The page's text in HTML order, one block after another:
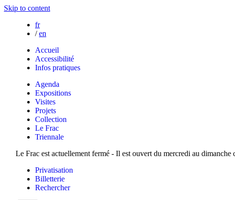
Skip to content
fr
/ en
Accueil
Accessibilité
Infos pratiques
Agenda
Expositions
Visites
Projets
Collection
Le Frac
Triennale
Le Frac est actuellement fermé - Il est ouvert du mercredi au dimanche
Privatisation
Billetterie
Rechercher